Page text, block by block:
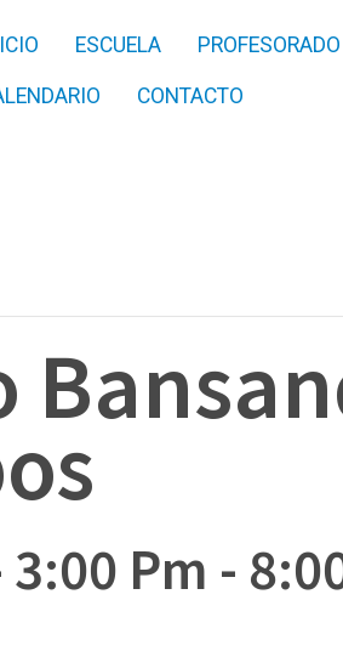
ESCUELA PROFESORADO
CONTACTO
Pm -